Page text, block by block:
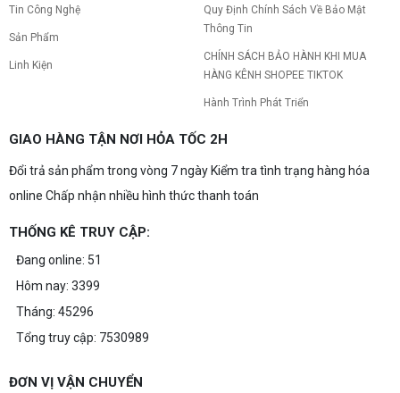
Tin Công Nghệ
Sản Phẩm
Linh Kiện
Quy Định Chính Sách Về Bảo Mật
Thông Tin
CHÍNH SÁCH BẢO HÀNH KHI MUA
HÀNG KÊNH SHOPEE TIKTOK
Hành Trình Phát Triển
GIAO HÀNG TẬN NƠI HỎA TỐC 2H
Đổi trả sản phẩm trong vòng 7 ngày Kiểm tra tình trạng hàng hóa
online Chấp nhận nhiều hình thức thanh toán
THỐNG KÊ TRUY CẬP:
Đang online: 51
Hôm nay: 3399
Tháng: 45296
Tổng truy cập: 7530989
ĐƠN VỊ VẬN CHUYỂN